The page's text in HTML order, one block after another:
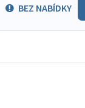
BEZ NABÍDKY